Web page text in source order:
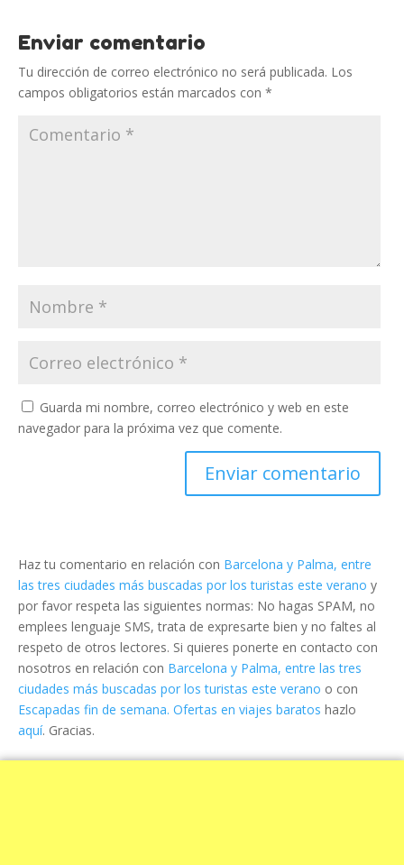
Enviar comentario
Tu dirección de correo electrónico no será publicada. Los
campos obligatorios están marcados con *
Guarda mi nombre, correo electrónico y web en este
navegador para la próxima vez que comente.
Haz tu comentario en relación con Barcelona y Palma, entre
las tres ciudades más buscadas por los turistas este verano y
por favor respeta las siguientes normas: No hagas SPAM, no
emplees lenguaje SMS, trata de expresarte bien y no faltes al
respeto de otros lectores. Si quieres ponerte en contacto con
nosotros en relación con Barcelona y Palma, entre las tres
ciudades más buscadas por los turistas este verano o con
Escapadas fin de semana. Ofertas en viajes baratos hazlo
aquí. Gracias.